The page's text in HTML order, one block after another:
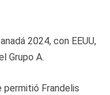
2024, con EEUU,
Grupo A.
permitió Frandelis